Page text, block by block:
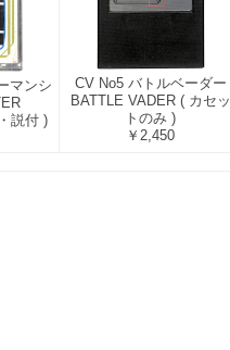
マンシ
説付 )
CV No5 バトルベーダー
BATTLE VADER ( カセッ
トのみ )
￥2,450